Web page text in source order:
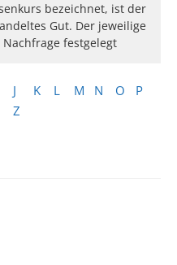
J K L M N O
P
Z
bezeichnet, ist der
Gut. Der jeweilige
festgelegt